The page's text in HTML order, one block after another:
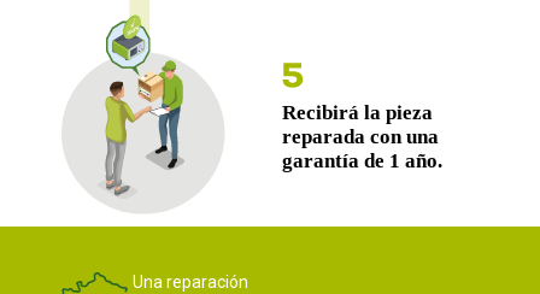
Una reparación